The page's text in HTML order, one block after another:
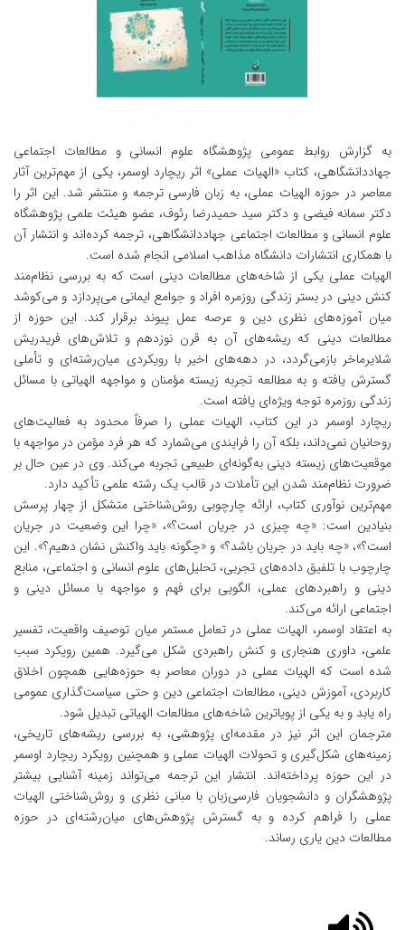
به گزارش روابط عمومی پژوهشگاه علوم انسانی و مطالعات اجتماعی
جهاددانشگاهی، کتاب «الهیات عملی» اثر ریچارد اوسمر، یکی از مهم‌ترین آثار
معاصر در حوزه الهیات عملی، به زبان فارسی ترجمه و منتشر شد. این اثر را
دکتر سمانه فیضی و دکتر سید حمیدرضا رئوف، عضو هیئت علمی پژوهشگاه
علوم انسانی و مطالعات اجتماعی جهاددانشگاهی، ترجمه کرده‌اند و انتشار آن
با همکاری انتشارات دانشگاه مذاهب اسلامی انجام شده است.
الهیات عملی یکی از شاخه‌های مطالعات دینی است که به بررسی نظام‌مند
کنش دینی در بستر زندگی روزمره افراد و جوامع ایمانی می‌پردازد و می‌کوشد
میان آموزه‌های نظری دین و عرصه عمل پیوند برقرار کند. این حوزه از
مطالعات دینی که ریشه‌های آن به قرن نوزدهم و تلاش‌های فریدریش
شلایرماخر بازمی‌گردد، در دهه‌های اخیر با رویکردی میان‌رشته‌ای و تأملی
گسترش یافته و به مطالعه تجربه زیسته مؤمنان و مواجهه الهیاتی با مسائل
زندگی روزمره توجه ویژه‌ای یافته است.
ریچارد اوسمر در این کتاب، الهیات عملی را صرفاً محدود به فعالیت‌های
روحانیان نمی‌داند، بلکه آن را فرایندی می‌شمارد که هر فرد مؤمن در مواجهه با
موقعیت‌های زیسته دینی به‌گونه‌ای طبیعی تجربه می‌کند. وی در عین حال بر
ضرورت نظام‌مند شدن این تأملات در قالب یک رشته علمی تأکید دارد.
مهم‌ترین نوآوری کتاب، ارائه چارچوبی روش‌شناختی متشکل از چهار پرسش
بنیادین است: «چه چیزی در جریان است؟»، «چرا این وضعیت در جریان
است؟»، «چه باید در جریان باشد؟» و «چگونه باید واکنش نشان دهیم؟». این
چارچوب با تلفیق داده‌های تجربی، تحلیل‌های علوم انسانی و اجتماعی، منابع
دینی و راهبردهای عملی، الگویی برای فهم و مواجهه با مسائل دینی و
اجتماعی ارائه می‌کند.
به اعتقاد اوسمر، الهیات عملی در تعامل مستمر میان توصیف واقعیت، تفسیر
علمی، داوری هنجاری و کنش راهبردی شکل می‌گیرد. همین رویکرد سبب
شده است که الهیات عملی در دوران معاصر به حوزه‌هایی همچون اخلاق
کاربردی، آموزش دینی، مطالعات اجتماعی دین و حتی سیاست‌گذاری عمومی
راه یابد و به یکی از پویاترین شاخه‌های مطالعات الهیاتی تبدیل شود.
مترجمان این اثر نیز در مقدمه‌ای پژوهشی، به بررسی ریشه‌های تاریخی،
زمینه‌های شکل‌گیری و تحولات الهیات عملی و همچنین رویکرد ریچارد اوسمر
در این حوزه پرداخته‌اند. انتشار این ترجمه می‌تواند زمینه آشنایی بیشتر
پژوهشگران و دانشجویان فارسی‌زبان با مبانی نظری و روش‌شناختی الهیات
عملی را فراهم کرده و به گسترش پژوهش‌های میان‌رشته‌ای در حوزه
مطالعات دین یاری رساند.